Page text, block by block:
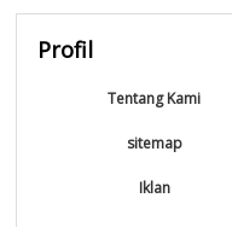
Profil
Tentang Kami
sitemap
Iklan